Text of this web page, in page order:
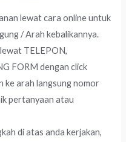
lewat cara online untuk
/ Arah kebalikannya.
TELEPON,
FORM dengan click
ke arah langsung nomor
pertanyaan atau
di atas anda kerjakan,